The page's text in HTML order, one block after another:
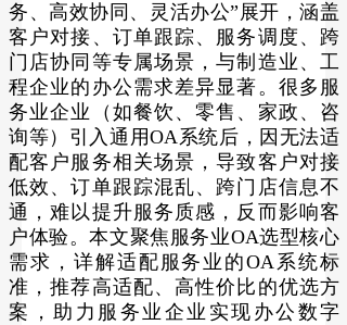
务、高效协同、灵活办公”展开，涵盖
客户对接、订单跟踪、服务调度、跨
门店协同等专属场景，与制造业、工
程企业的办公需求差异显著。很多服
务业企业（如餐饮、零售、家政、咨
询等）引入通用OA系统后，因无法适
配客户服务相关场景，导致客户对接
低效、订单跟踪混乱、跨门店信息不
通，难以提升服务质感，反而影响客
户体验。本文聚焦服务业OA选型核心
需求，详解适配服务业的OA系统标
准，推荐高适配、高性价比的优选方
案，助力服务业企业实现办公数字